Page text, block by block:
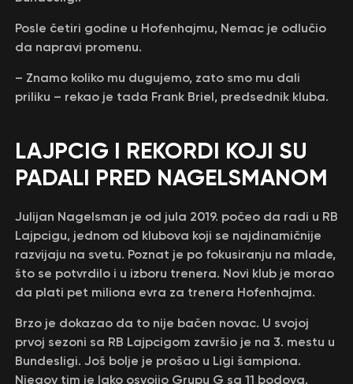
Posle četiri godine u Hofenhajmu, Nemac je odlučio
da napravi promenu.
– Znamo koliko mu dugujemo, zato smo mu dali
priliku – rekao je tada Frank Briel, predsednik kluba.
LAJPCIG I REKORDI KOJI SU
PADALI PRED NAGELSMANOM
Julijan Nagelsman je od jula 2019. počeo da radi u RB
Lajpcigu, jednom od klubova koji se najdinamičnije
razvijaju na svetu. Poznat je po fokusiranju na mlade,
što se potvrdilo i u izboru trenera. Novi klub je morao
da plati pet miliona evra za trenera Hofenhajma.
Brzo je dokazao da to nije bačen novac. U svojoj
prvoj sezoni sa RB Lajpcigom završio je na 3. mestu u
Bundesligi. Još bolje je prošao u Ligi šampiona.
Njegov tim je lako osvojio Grupu G sa 11 bodova.